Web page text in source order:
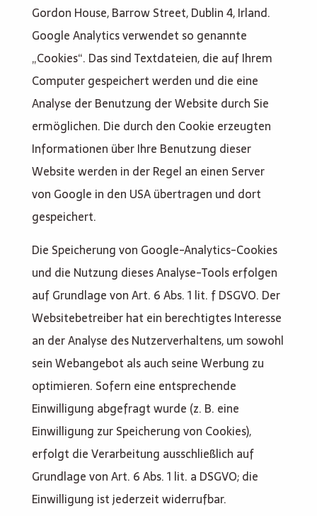
Gordon House, Barrow Street, Dublin 4, Irland.
Google Analytics verwendet so genannte
„Cookies“. Das sind Textdateien, die auf Ihrem
Computer gespeichert werden und die eine
Analyse der Benutzung der Website durch Sie
ermöglichen. Die durch den Cookie erzeugten
Informationen über Ihre Benutzung dieser
Website werden in der Regel an einen Server
von Google in den USA übertragen und dort
gespeichert.
Die Speicherung von Google-Analytics-Cookies
und die Nutzung dieses Analyse-Tools erfolgen
auf Grundlage von Art. 6 Abs. 1 lit. f DSGVO. Der
Websitebetreiber hat ein berechtigtes Interesse
an der Analyse des Nutzerverhaltens, um sowohl
sein Webangebot als auch seine Werbung zu
optimieren. Sofern eine entsprechende
Einwilligung abgefragt wurde (z. B. eine
Einwilligung zur Speicherung von Cookies),
erfolgt die Verarbeitung ausschließlich auf
Grundlage von Art. 6 Abs. 1 lit. a DSGVO; die
Einwilligung ist jederzeit widerrufbar.